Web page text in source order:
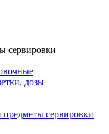
сервировки
дозы
сервировки